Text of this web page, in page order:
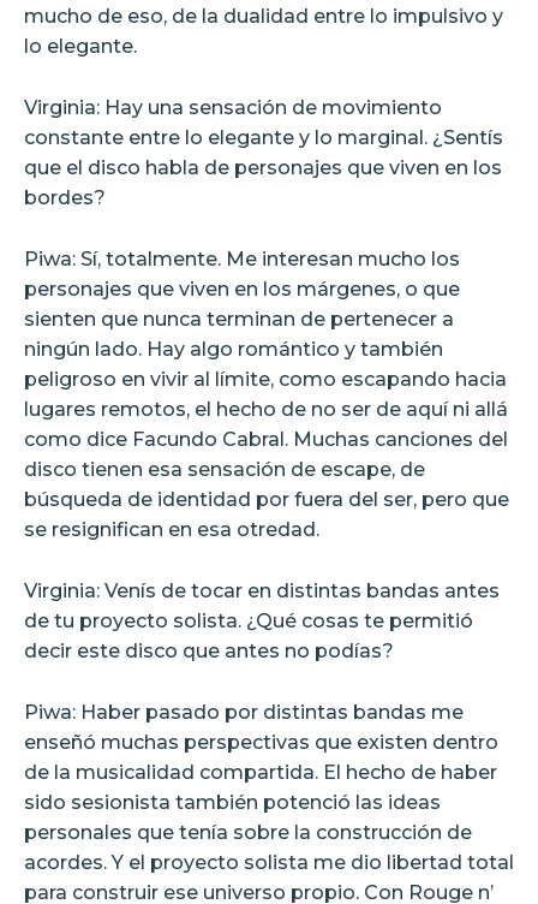
mucho de eso, de la dualidad entre lo impulsivo y
lo elegante.
Virginia: Hay una sensación de movimiento
constante entre lo elegante y lo marginal. ¿Sentís
que el disco habla de personajes que viven en los
bordes?
Piwa: Sí, totalmente. Me interesan mucho los
personajes que viven en los márgenes, o que
sienten que nunca terminan de pertenecer a
ningún lado. Hay algo romántico y también
peligroso en vivir al límite, como escapando hacia
lugares remotos, el hecho de no ser de aquí ni allá
como dice Facundo Cabral. Muchas canciones del
disco tienen esa sensación de escape, de
búsqueda de identidad por fuera del ser, pero que
se resignifican en esa otredad.
Virginia: Venís de tocar en distintas bandas antes
de tu proyecto solista. ¿Qué cosas te permitió
decir este disco que antes no podías?
Piwa: Haber pasado por distintas bandas me
enseñó muchas perspectivas que existen dentro
de la musicalidad compartida. El hecho de haber
sido sesionista también potenció las ideas
personales que tenía sobre la construcción de
acordes. Y el proyecto solista me dio libertad total
para construir ese universo propio. Con Rouge n’